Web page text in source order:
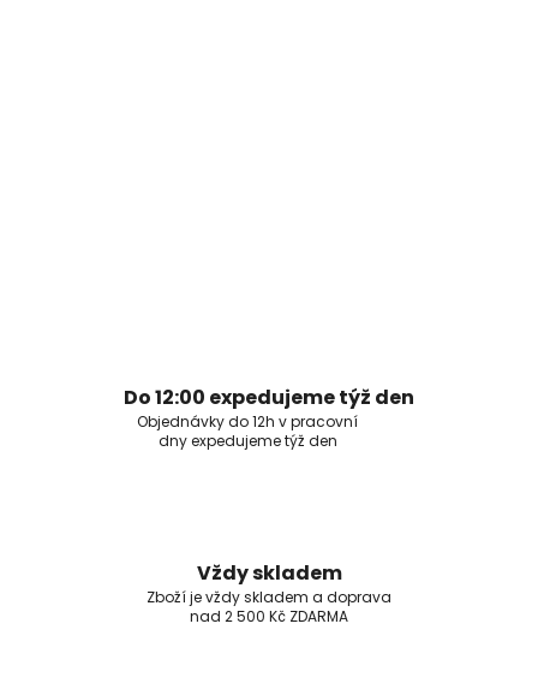
Do 12:00 expedujeme týž den
Objednávky do 12h v pracovní
dny expedujeme týž den
Vždy skladem
Zboží je vždy skladem a doprava
nad 2 500 Kč ZDARMA